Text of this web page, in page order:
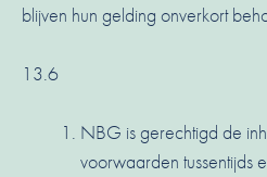
blijven hun gelding onverkort
13.6
NBG is gerechtigd de
voorwaarden tussentijds